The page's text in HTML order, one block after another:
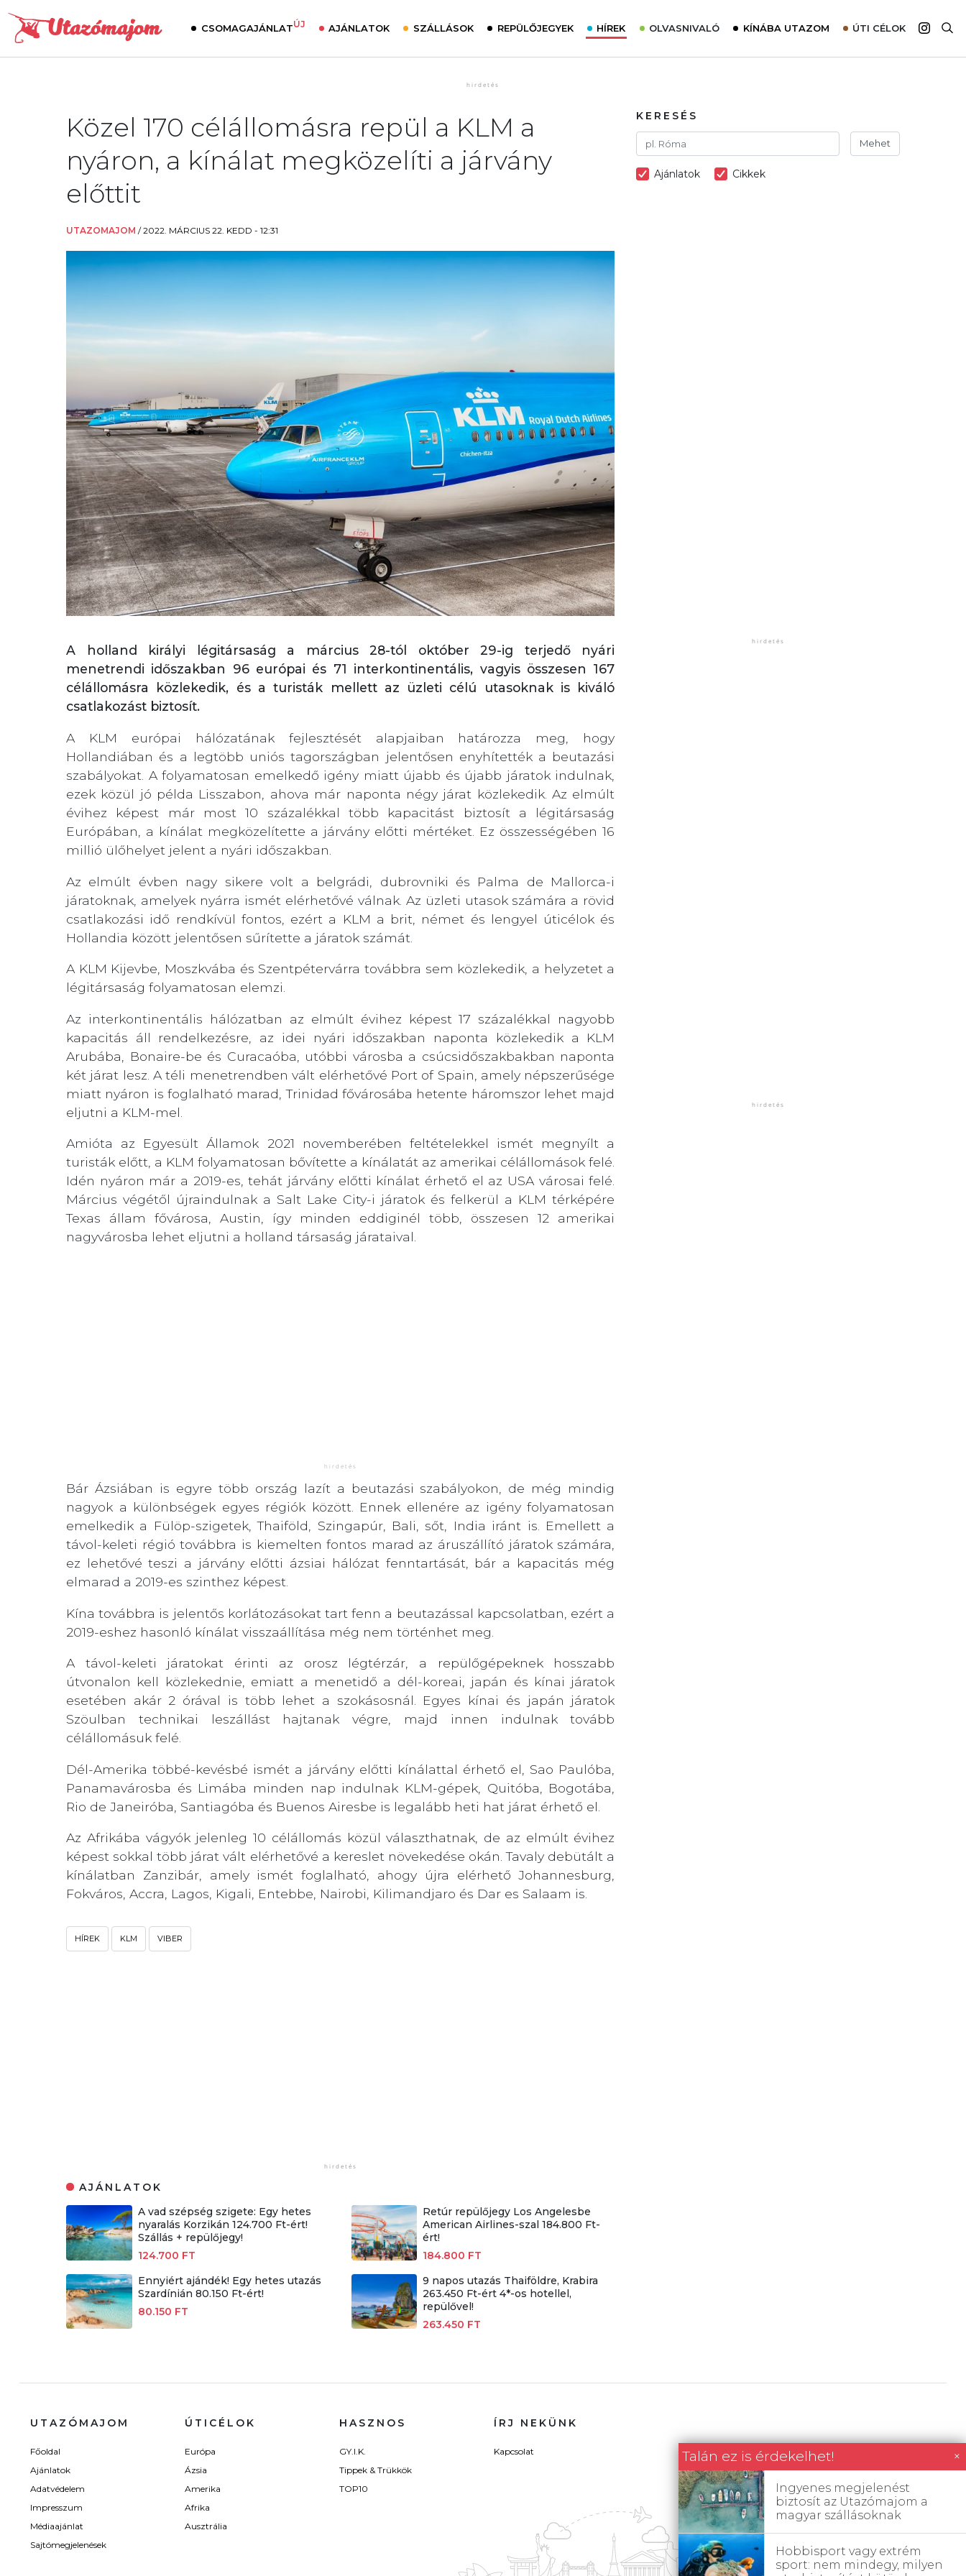
CSOMAGAJÁNLATÚJ AJÁNLATOK SZÁLLÁSOK REPÜLŐJEGYEK HÍREK OLVASNIVALÓ
Interjú
Élménybeszámolók
KÍNÁBA UTAZOM ÚTI CÉLOK
Ausztrália
Közel 170 célállomásra repül a KLM a
nyáron, a kínálat megközelíti a járvány
előttit
UTAZOMAJOM /2022. MÁRCIUS 22. KEDD - 12:31
A holland királyi légitársaság a március 28-tól október 29-ig terjedő nyári
menetrendi időszakban 96 európai és 71 interkontinentális, vagyis összesen 167
célállomásra közlekedik, és a turisták mellett az üzleti célú utasoknak is kiváló
csatlakozást biztosít.
A KLM európai hálózatának fejlesztését alapjaiban határozza meg, hogy
Hollandiában és a legtöbb uniós tagországban jelentősen enyhítették a beutazási
szabályokat. A folyamatosan emelkedő igény miatt újabb és újabb járatok indulnak,
ezek közül jó példa Lisszabon, ahova már naponta négy járat közlekedik. Az elmúlt
évihez képest már most 10 százalékkal több kapacitást biztosít a légitársaság
Európában, a kínálat megközelítette a járvány előtti mértéket. Ez összességében 16
millió ülőhelyet jelent a nyári időszakban.
Az elmúlt évben nagy sikere volt a belgrádi, dubrovniki és Palma de Mallorca-i
járatoknak, amelyek nyárra ismét elérhetővé válnak. Az üzleti utasok számára a rövid
csatlakozási idő rendkívül fontos, ezért a KLM a brit, német és lengyel úticélok és
Hollandia között jelentősen sűrítette a járatok számát.
A KLM Kijevbe, Moszkvába és Szentpétervárra továbbra sem közlekedik, a helyzetet a
légitársaság folyamatosan elemzi.
Az interkontinentális hálózatban az elmúlt évihez képest 17 százalékkal nagyobb
kapacitás áll rendelkezésre, az idei nyári időszakban naponta közlekedik a KLM
Arubába, Bonaire-be és Curacaóba, utóbbi városba a csúcsidőszakbakban naponta
két járat lesz. A téli menetrendben vált elérhetővé Port of Spain, amely népszerűsége
miatt nyáron is foglalható marad, Trinidad fővárosába hetente háromszor lehet majd
eljutni a KLM-mel.
Amióta az Egyesült Államok 2021 novemberében feltételekkel ismét megnyílt a
turisták előtt, a KLM folyamatosan bővítette a kínálatát az amerikai célállomások felé.
Idén nyáron már a 2019-es, tehát járvány előtti kínálat érhető el az USA városai felé.
Március végétől újraindulnak a Salt Lake City-i járatok és felkerül a KLM térképére
Texas állam fővárosa, Austin, így minden eddiginél több, összesen 12 amerikai
nagyvárosba lehet eljutni a holland társaság járataival.
Bár Ázsiában is egyre több ország lazít a beutazási szabályokon, de még mindig
nagyok a különbségek egyes régiók között. Ennek ellenére az igény folyamatosan
emelkedik a Fülöp-szigetek, Thaiföld, Szingapúr, Bali, sőt, India iránt is. Emellett a
távol-keleti régió továbbra is kiemelten fontos marad az áruszállító járatok számára,
ez lehetővé teszi a járvány előtti ázsiai hálózat fenntartását, bár a kapacitás még
elmarad a 2019-es szinthez képest.
Kína továbbra is jelentős korlátozásokat tart fenn a beutazással kapcsolatban, ezért a
2019-eshez hasonló kínálat visszaállítása még nem történhet meg.
A távol-keleti járatokat érinti az orosz légtérzár, a repülőgépeknek hosszabb
útvonalon kell közlekednie, emiatt a menetidő a dél-koreai, japán és kínai járatok
esetében akár 2 órával is több lehet a szokásosnál. Egyes kínai és japán járatok
Szöulban technikai leszállást hajtanak végre, majd innen indulnak tovább
célállomásuk felé.
Dél-Amerika többé-kevésbé ismét a járvány előtti kínálattal érhető el, Sao Paulóba,
Panamavárosba és Limába minden nap indulnak KLM-gépek, Quitóba, Bogotába,
Rio de Janeiróba, Santiagóba és Buenos Airesbe is legalább heti hat járat érhető el.
Az Afrikába vágyók jelenleg 10 célállomás közül választhatnak, de az elmúlt évihez
képest sokkal több járat vált elérhetővé a kereslet növekedése okán. Tavaly debütált a
kínálatban Zanzibár, amely ismét foglalható, ahogy újra elérhető Johannesburg,
Fokváros, Accra, Lagos, Kigali, Entebbe, Nairobi, Kilimandjaro és Dar es Salaam is.
Talán ez is érdekelhet! ×
Ingyenes megjelenést
biztosít az Utazómajom a
magyar szállásoknak
Hobbisport vagy extrém
sport: nem mindegy, milyen
HÍREK KLM VIBER
AJÁNLATOK
A vad szépség szigete: Egy hetes
nyaralás Korzikán 124.700 Ft-ért!
Szállás + repülőjegy!
124.700 FT
Retúr repülőjegy Los Angelesbe
American Airlines-szal 184.800 Ft-
ért!
184.800 FT
Ennyiért ajándék! Egy hetes utazás
Szardínián 80.150 Ft-ért!
80.150 FT
9 napos utazás Thaiföldre, Krabira
263.450 Ft-ért 4*-os hotellel,
repülővel!
263.450 FT
KERESÉS
Mehet
Ajánlatok Cikkek
UTAZÓMAJOM
Főoldal
Ajánlatok
Adatvédelem
Impresszum
Médiaajánlat
Sajtómegjelenések
ÚTICÉLOK
Európa
Ázsia
Amerika
Afrika
Ausztrália
HASZNOS
GY.I.K.
Tippek & Trükkök
TOP10
ÍRJ NEKÜNK
Kapcsolat